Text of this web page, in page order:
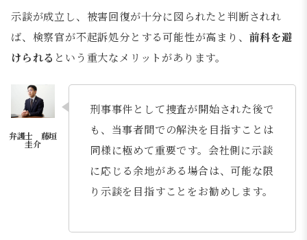
示談が成立し、被害回復が十分に図られたと判断されれ
ば、検察官が不起訴処分とする可能性が高まり、 前科を避
けられる という重大なメリットがあります。
刑事事件として捜査が開始された後で
も、当事者間での解決を目指すことは
同様に極めて重要です。会社側に示談
に応じる余地がある場合は、可能な限
り示談を目指すことをお勧めします。